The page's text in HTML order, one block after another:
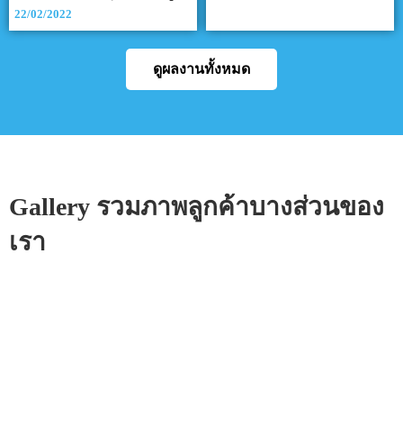
22/02/2022
ดูผลงานทั้งหมด
Gallery รวมภาพลูกค้าบางส่วนของ
เรา